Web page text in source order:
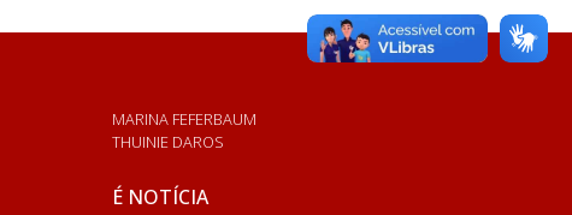
MARINA FEFERBAUM
THUINIE DAROS
É NOTÍCIA